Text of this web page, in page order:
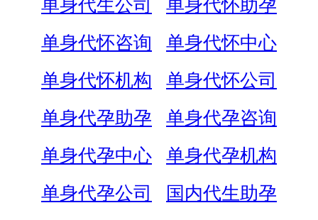
单身代生公司
单身代怀助孕
单身代怀咨询
单身代怀中心
单身代怀机构
单身代怀公司
单身代孕助孕
单身代孕咨询
单身代孕中心
单身代孕机构
单身代孕公司
国内代生助孕